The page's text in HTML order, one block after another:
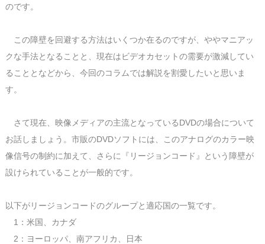
のです。
この障壁を回避する方法はいくつか在るのですが、ややマニアッ
クな手法となることと、現在はビデオカセットの需要が激減してい
ることとなどから、今回のコラムでは解説を割愛したいと思いま
す。
さて現在、映像メディアの主流となっているDVDの場合について
お話しましょう。市販のDVDソフトには、このアナログのカラー映
像信号の制約に加えて、さらに『リージョンコード』という障壁が
設けられていることが一般的です。
以下がリージョンコードのグループと適応国の一覧です。
1：米国、カナダ
2：ヨーロッパ、南アフリカ、日本